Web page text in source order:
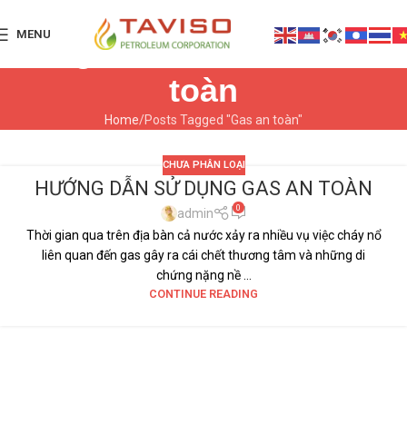
MENU Tag Archives: Gas an
toàn
Home Posts Tagged "Gas an toàn"
CHƯA PHÂN LOẠI
HƯỚNG DẪN SỬ DỤNG GAS AN TOÀN
admin 0
Thời gian qua trên địa bàn cả nước xảy ra nhiều vụ việc cháy nổ
liên quan đến gas gây ra cái chết thương tâm và những di
chứng nặng nề ...
CONTINUE READING